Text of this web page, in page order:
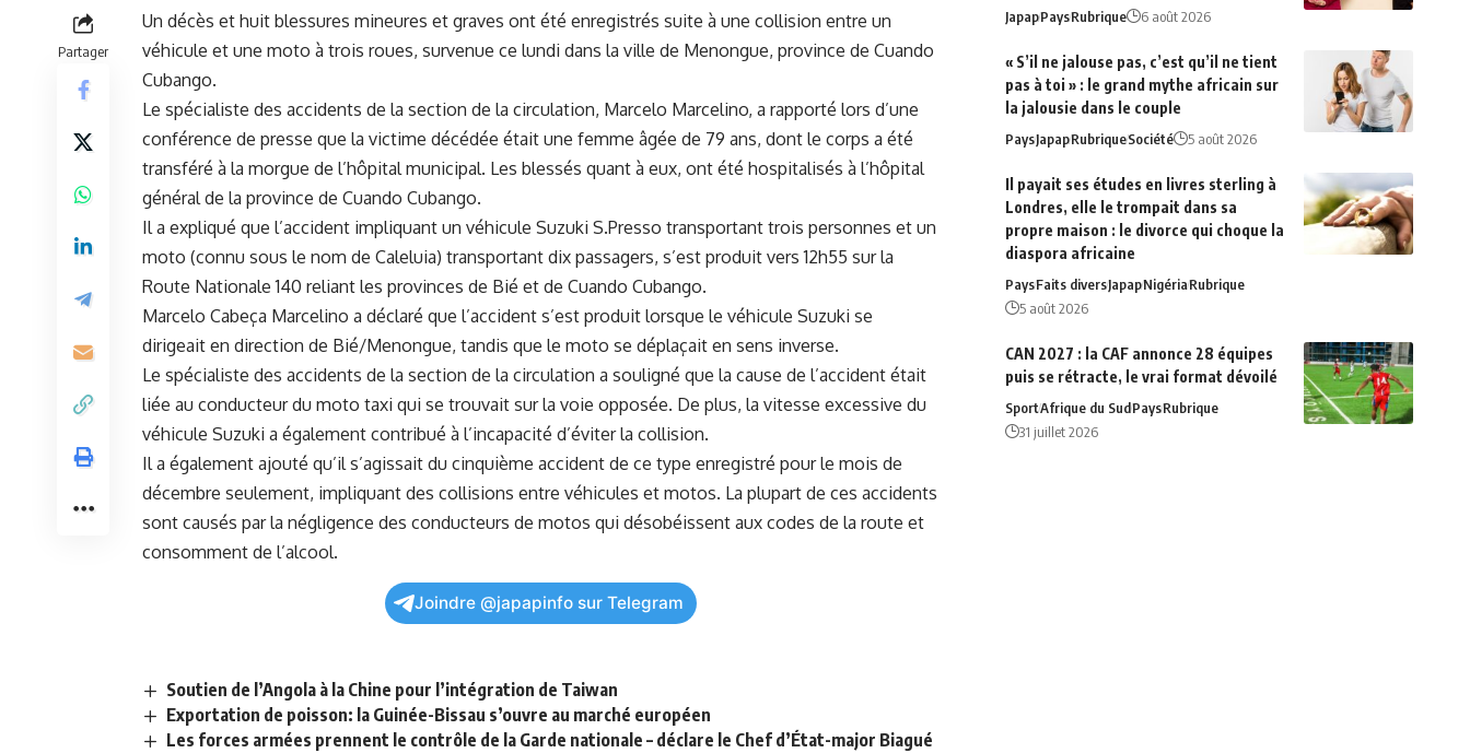
Partager
Un décès et huit blessures mineures et graves ont été ‍ enregistrés suite‌ à une collision entre​ un
véhicule et une moto à⁤ trois roues, ⁣survenue ce lundi dans la ville ​de Menongue, province de Cuando
Cubango.
Le spécialiste des accidents de‌ la section de la circulation, Marcelo Marcelino, a rapporté lors d’une
conférence de presse ‌que la victime décédée était une femme âgée de 79 ans, dont le corps a été
transféré à la morgue de l’hôpital municipal. Les blessés quant à eux, ont été hospitalisés à l’hôpital
général de la province de Cuando Cubango.
Il a expliqué que ‍l’accident impliquant un véhicule Suzuki S.Presso transportant trois personnes et ⁤un
moto‍ (connu sous le nom de Caleluia) transportant‌ dix passagers, s’est produit vers 12h55⁢ sur ⁢la
Route Nationale 140 reliant les provinces de Bié et de Cuando Cubango.
Marcelo Cabeça Marcelino a déclaré que⁤ l’accident s’est produit lorsque le véhicule Suzuki se
dirigeait en direction de Bié/Menongue, tandis que ⁢le moto se déplaçait en sens inverse.
Le spécialiste des⁣ accidents⁤ de la section de la ‍circulation a souligné que la cause de l’accident⁢ était
liée au conducteur du moto ​taxi qui se trouvait sur la voie opposée. De ​plus, la vitesse excessive du
véhicule Suzuki a également contribué à l’incapacité d’éviter la collision.
Il a également ajouté qu’il s’agissait du cinquième accident de ce type enregistré pour le ‌mois de
décembre seulement, impliquant des collisions entre véhicules et motos.​ La​ plupart de ces accidents
sont causés par la négligence des conducteurs ⁤de motos qui désobéissent aux⁤ codes de la⁤ route et
consomment de l’alcool.
Joindre @japapinfo sur Telegram
Soutien de l’Angola à la Chine pour l’intégration de Taiwan
Exportation de poisson: la Guinée-Bissau s’ouvre au marché européen
Les forces armées prennent le contrôle de la Garde nationale – déclare le Chef d’État-major Biagué
JapapPaysRubrique 6 août 2026
« S’il ne jalouse pas, c’est qu’il ne tient
pas à toi » : le grand mythe africain sur
la jalousie dans le couple
PaysJapapRubriqueSociété 5 août 2026
Il payait ses études en livres sterling à
Londres, elle le trompait dans sa
propre maison : le divorce qui choque la
diaspora africaine
PaysFaits diversJapapNigériaRubrique
5 août 2026
CAN 2027 : la CAF annonce 28 équipes
puis se rétracte, le vrai format dévoilé
SportAfrique du‍ SudPaysRubrique
31 juillet 2026